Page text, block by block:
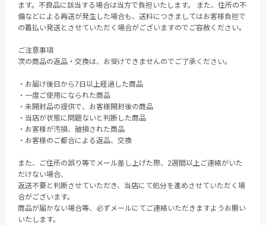
ます。不良品に該当する場合は当方で負担いたします。 また、住所の不
備などによる再送が発生した場合も、送料につきましてはお客様負担で
の着払い発送とさせていただく場合がございますのでご容赦ください。
ご注意事項
次の商品の返品・交換は、お受けできませんのでご了承ください。
・お届け後日から7日以上経過した商品
・一度ご使用になられた商品
・未開封品の提供で、お客様開封後の商品
・当店が状態に問題ないと判断した商品
・お客様が汚損、破損された商品
・お客様のご都合による返品、交換
また、ご住所の誤り等でメール差し上げた際、2週間以上ご連絡がいた
だけない場合、
返送不要と判断させていただき、当店にて処分を進めさせていただく場
合がございます。
商品が届かない場合等、必ずメールにてご連絡いただきますようお願い
いたします。